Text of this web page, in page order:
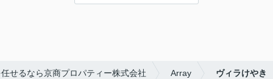
せるなら京商プロパティー株式会社 Array ヴィラけやき